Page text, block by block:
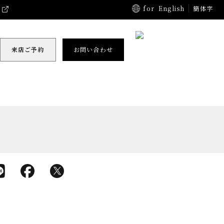
for English 簡体字
来店ご予約 お問い合わせ